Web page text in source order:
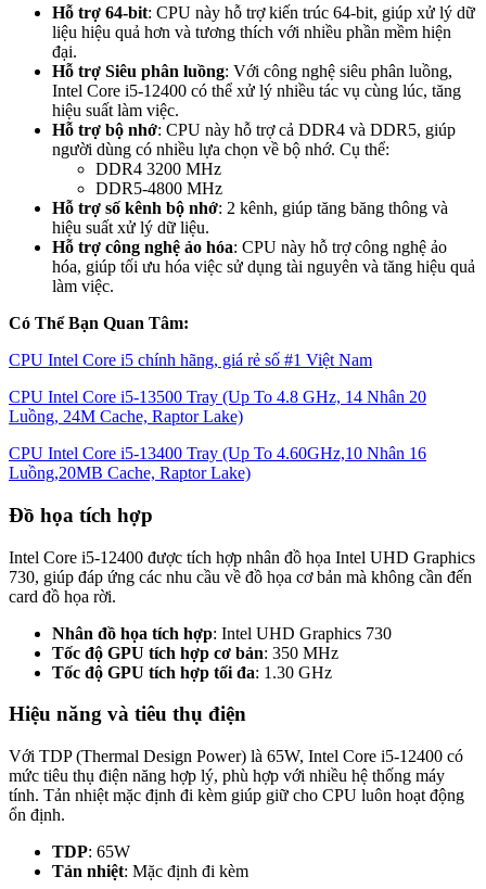
Hỗ trợ 64-bit: CPU này hỗ trợ kiến trúc 64-bit, giúp xử lý dữ
liệu hiệu quả hơn và tương thích với nhiều phần mềm hiện
đại.
Hỗ trợ Siêu phân luồng: Với công nghệ siêu phân luồng,
Intel Core i5-12400 có thể xử lý nhiều tác vụ cùng lúc, tăng
hiệu suất làm việc.
Hỗ trợ bộ nhớ: CPU này hỗ trợ cả DDR4 và DDR5, giúp
người dùng có nhiều lựa chọn về bộ nhớ. Cụ thể:
DDR4 3200 MHz
DDR5-4800 MHz
Hỗ trợ số kênh bộ nhớ: 2 kênh, giúp tăng băng thông và
hiệu suất xử lý dữ liệu.
Hỗ trợ công nghệ ảo hóa: CPU này hỗ trợ công nghệ ảo
hóa, giúp tối ưu hóa việc sử dụng tài nguyên và tăng hiệu quả
làm việc.
Có Thể Bạn Quan Tâm:
CPU Intel Core i5 chính hãng, giá rẻ số #1 Việt Nam
CPU Intel Core i5-13500 Tray (Up To 4.8 GHz, 14 Nhân 20
Luồng, 24M Cache, Raptor Lake)
CPU Intel Core i5-13400 Tray (Up To 4.60GHz,10 Nhân 16
Luồng,20MB Cache, Raptor Lake)
Đồ họa tích hợp
Intel Core i5-12400 được tích hợp nhân đồ họa Intel UHD Graphics
730, giúp đáp ứng các nhu cầu về đồ họa cơ bản mà không cần đến
card đồ họa rời.
Nhân đồ họa tích hợp: Intel UHD Graphics 730
Tốc độ GPU tích hợp cơ bản: 350 MHz
Tốc độ GPU tích hợp tối đa: 1.30 GHz
Hiệu năng và tiêu thụ điện
Với TDP (Thermal Design Power) là 65W, Intel Core i5-12400 có
mức tiêu thụ điện năng hợp lý, phù hợp với nhiều hệ thống máy
tính. Tản nhiệt mặc định đi kèm giúp giữ cho CPU luôn hoạt động
ổn định.
TDP: 65W
Tản nhiệt: Mặc định đi kèm